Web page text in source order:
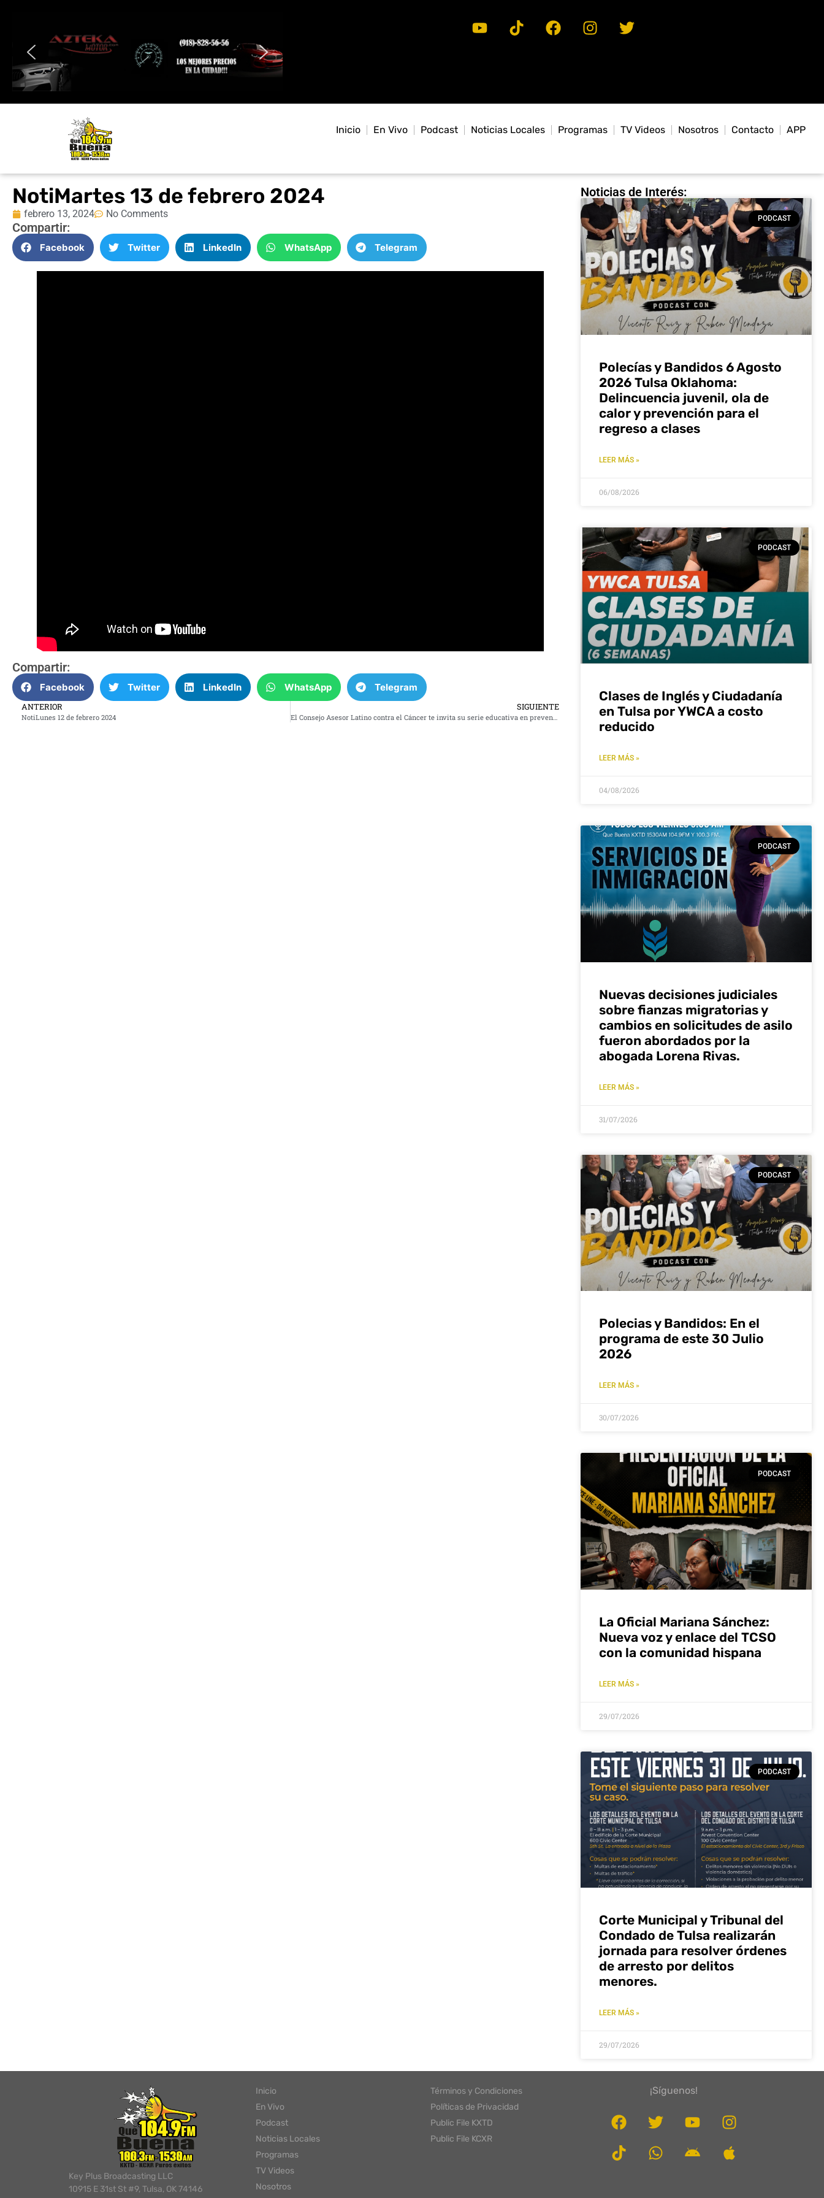
Inicio En Vivo Podcast Noticias Locales Programas TV Videos Nosotros Contacto APP
NotiMartes 13 de febrero 2024
febrero 13, 2024 No Comments
Compartir:
Facebook Twitter LinkedIn WhatsApp Telegram
Compartir:
Facebook Twitter LinkedIn WhatsApp Telegram
ANTERIOR
NotiLunes 12 de febrero 2024
SIGUIENTE
El Consejo Asesor Latino contra el Cáncer te invita su serie educativa en prevención y detección temprana de esta enfermedad.
Noticias de Interés:
PODCAST
Polecías y Bandidos 6 Agosto
2026 Tulsa Oklahoma:
Delincuencia juvenil, ola de
calor y prevención para el
regreso a clases
LEER MÁS »
06/08/2026
PODCAST
Clases de Inglés y Ciudadanía
en Tulsa por YWCA a costo
reducido
LEER MÁS »
04/08/2026
PODCAST
Nuevas decisiones judiciales
sobre fianzas migratorias y
cambios en solicitudes de asilo
fueron abordados por la
abogada Lorena Rivas.
LEER MÁS »
31/07/2026
PODCAST
Polecias y Bandidos: En el
programa de este 30 Julio
2026
LEER MÁS »
30/07/2026
PODCAST
La Oficial Mariana Sánchez:
Nueva voz y enlace del TCSO
con la comunidad hispana
LEER MÁS »
29/07/2026
PODCAST
Corte Municipal y Tribunal del
Condado de Tulsa realizarán
jornada para resolver órdenes
de arresto por delitos
menores.
LEER MÁS »
29/07/2026
Key Plus Broadcasting LLC
10915 E 31st St #9, Tulsa, OK 74146
Inicio
En Vivo
Podcast
Noticias Locales
Programas
TV Videos
Nosotros
Términos y Condiciones
Políticas de Privacidad
Public File KXTD
Public File KCXR
¡Síguenos!